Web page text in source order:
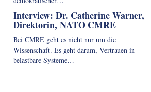
Interview: Dr. Catherine Warner,
Direktorin, NATO CMRE
Bei CMRE geht es nicht nur um die
Wissenschaft. Es geht darum, Vertrauen in
belastbare Systeme…